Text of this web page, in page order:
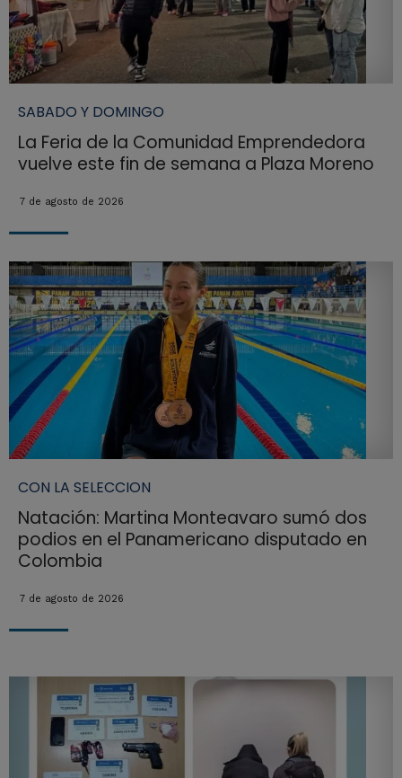
SABADO Y DOMINGO
La Feria de la Comunidad Emprendedora
vuelve este fin de semana a Plaza Moreno
7 de agosto de 2026
CON LA SELECCION
Natación: Martina Monteavaro sumó dos
podios en el Panamericano disputado en
Colombia
7 de agosto de 2026